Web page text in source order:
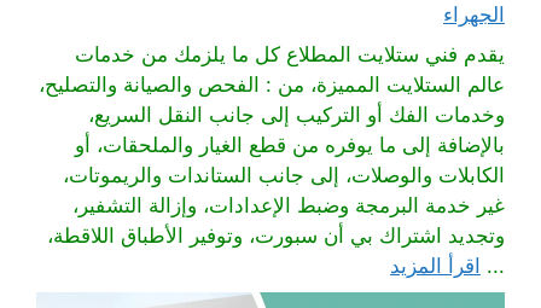
الجهراء
يقدم فني ستلايت المطلاع كل ما يلزمك من خدمات
عالم الستلايت المميزة، من : الفحص والصيانة والتصليح،
وخدمات الفك أو التركيب إلى جانب النقل السريع،
بالإضافة إلى ما يوفره من قطع الغيار والملحقات، أو
الكابلات والوصلات، إلى جانب الستاندات والريموتات،
غير خدمة البرمجة وضبط الإعدادات، وإزالة التشفير،
وتجديد اشتراك بي أن سبورت، وتوفير الأطباق اللاقطة،
... اقرأ المزيد